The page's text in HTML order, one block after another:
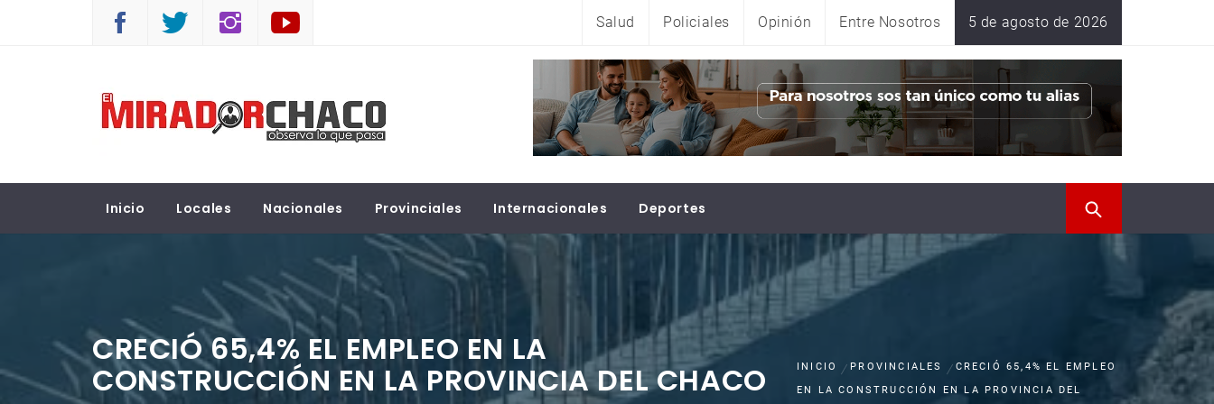
Salud Policiales Opinión Entre Nosotros 5 de agosto de 2026
EL MIRADOR CHACO
Inicio Locales Nacionales Provinciales Internacionales Deportes
CRECIÓ 65,4% EL EMPLEO EN LA
CONSTRUCCIÓN EN LA PROVINCIA DEL CHACO INICIO PROVINCIALES
CRECIÓ 65,4% EL EMPLEO
EN LA CONSTRUCCIÓN EN LA PROVINCIA DEL